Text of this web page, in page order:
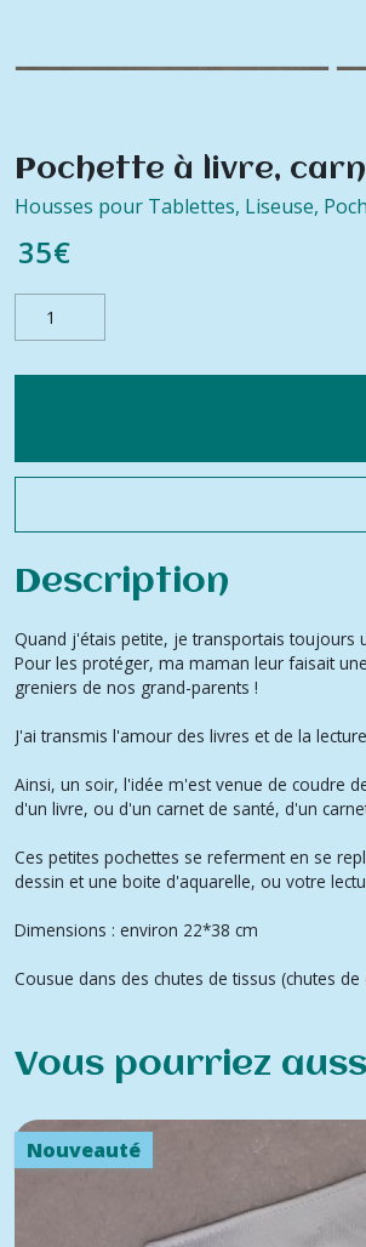
Pochette à livre,
Housses pour Tablettes, Liseuse,
35€
Description
Quand j'étais petite, je transportais toujours
Pour les protéger, ma maman leur faisait
greniers de nos grand-parents !
J'ai transmis l'amour des livres et de la
Ainsi, un soir, l'idée m'est venue de coudre
d'un livre, ou d'un carnet de santé, d'un
Ces petites pochettes se referment en se
dessin et une boite d'aquarelle, ou votre
Dimensions : environ 22*38 cm
Cousue dans des chutes de tissus (chutes
Vous pourriez
Nouveauté